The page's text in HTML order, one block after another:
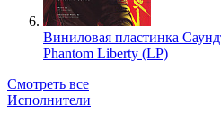
Виниловая пластинка
Phantom Liberty (LP)
Смотреть все
Исполнители